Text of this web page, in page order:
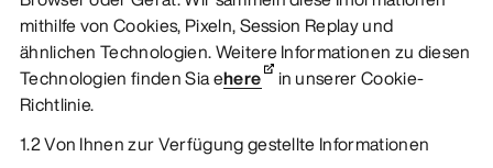
mithilfe von Cookies, Pixeln, Session Replay und
ähnlichen Technologien. Weitere Informationen zu diesen
Technologien finden Sia ehere
in unserer Cookie-
Richtlinie.
1.2 Von Ihnen zur Verfügung gestellte Informationen